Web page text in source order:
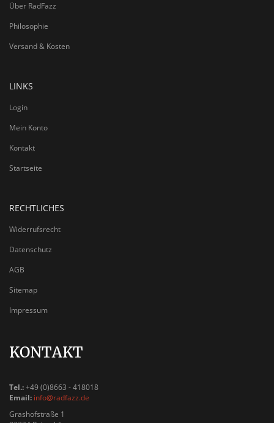
Über RadFazz
Philosophie
Versand & Kosten
LINKS
Login
Mein Konto
Kontakt
Startseite
RECHTLICHES
Widerrufsrecht
Datenschutz
AGB
Sitemap
Impressum
KONTAKT
Tel.:+49 (0)8663 - 418018
Email: info@radfazz.de
Grashofstraße 1